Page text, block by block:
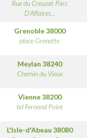
Rue du Creuzat Parc
D'Affaires...
Grenoble38000
place Grenette
Meylan 38240
Chemin du Vieux
Vienne38200
bd Fernand Point
L'Isle-d'Abeau 38080